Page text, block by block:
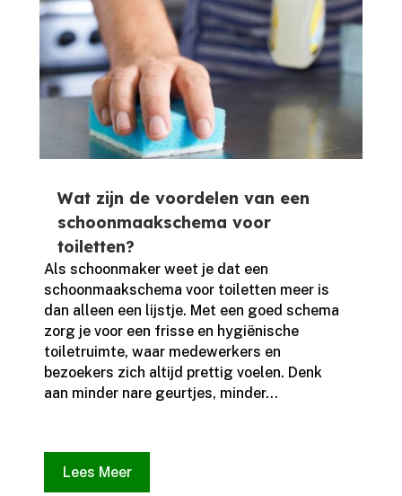
Wat zijn de voordelen van een
schoonmaakschema voor
toiletten?
Als schoonmaker weet je dat een
schoonmaakschema voor toiletten meer is
dan alleen een lijstje.​ Met een goed schema
zorg je voor een frisse en hygiënische
toiletruimte, waar medewerkers en
bezoekers zich altijd prettig voelen.​ Denk
aan minder nare geurtjes, minder...
Lees Meer